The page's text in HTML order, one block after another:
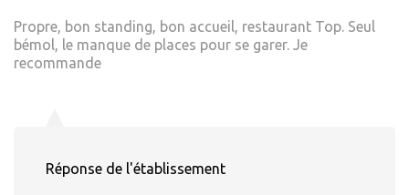
Propre, bon standing, bon accueil, restaurant Top. Seul
bémol, le manque de places pour se garer. Je
recommande
Réponse de l'établissement